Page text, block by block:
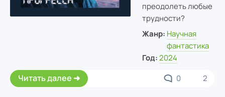
преодолеть любые
трудности?
Жанр: Научная
фантастика
Год: 2024
Читать далее 0 2